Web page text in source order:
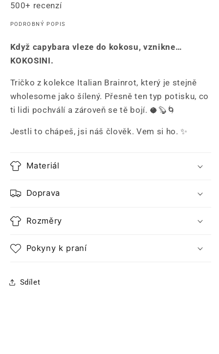
500+ recenzí
PODROBNÝ POPIS
Když capybara vleze do kokosu, vznikne…
KOKOSINI.
Tričko z kolekce Italian Brainrot, který je stejně
wholesome jako šílený. Přesně ten typ potisku, co
ti lidi pochválí a zároveň se tě bojí. 🥥🦫🌀
Jestli to chápeš, jsi náš člověk. Vem si ho. ✨
Materiál
Doprava
Rozměry
Pokyny k praní
Sdílet